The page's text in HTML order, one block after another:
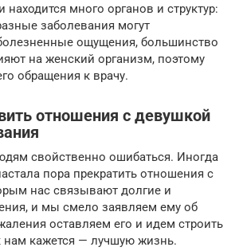
находится много органов и структур:
заболевания могут
ощущения, большинство
на женский организм, поэтому
обращения к врачу.
отношения с девушкой
свойственно ошибаться. Иногда
пора прекратить отношения с
нас связывают долгие и
и мы смело заявляем ему об
оставляем его и идем строить
кажется — лучшую жизнь.